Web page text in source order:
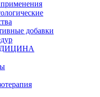
добавки